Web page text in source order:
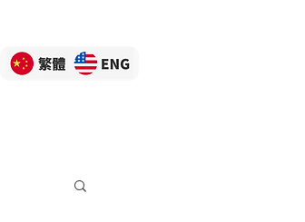
Button